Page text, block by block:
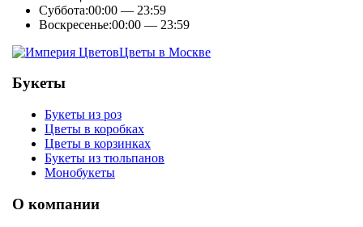
Суббота:00:00 — 23:59
Воскресенье:00:00 — 23:59
Цветы в Москве
Букеты
Букеты из роз
Цветы в коробках
Цветы в корзинках
Букеты из тюльпанов
Монобукеты
О компании